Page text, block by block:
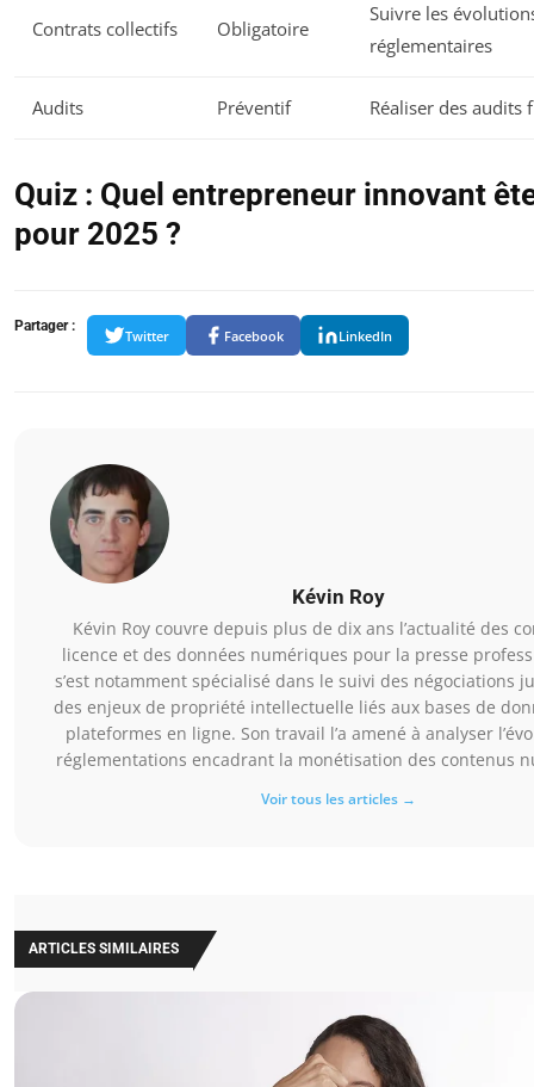
Contrats collectifs Obligatoire
Suivre les
réglementaires
Audits Préventif Réaliser des audits
Quiz : Quel entrepreneur innovant
pour 2025 ?
Partager :
Twitter Facebook LinkedIn
Kévin Roy
Kévin Roy couvre depuis plus de dix ans l’actualité des
licence et des données numériques pour la presse
s’est notamment spécialisé dans le suivi des négociations
des enjeux de propriété intellectuelle liés aux bases de
plateformes en ligne. Son travail l’a amené à analyser
réglementations encadrant la monétisation des contenus
Voir tous les articles →
ARTICLES SIMILAIRES